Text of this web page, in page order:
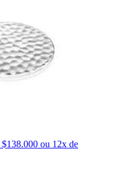
$138.000 ou 12x de